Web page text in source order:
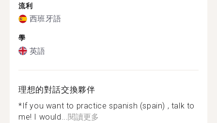
流利
西班牙語
學
英語
理想的對話交換夥伴
*If you want to practice spanish (spain) , talk to
me! I would... 閱讀更多